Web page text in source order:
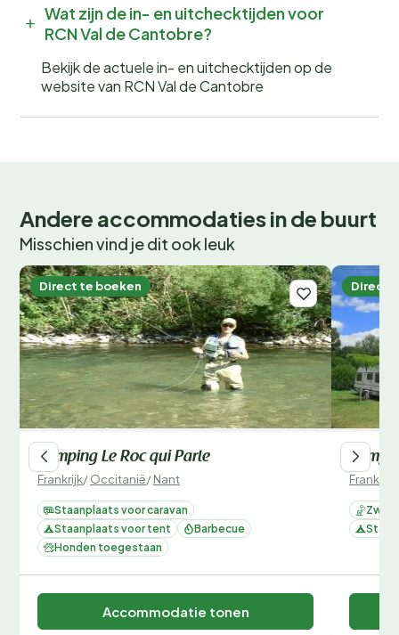
Wat zijn de in- en uitchecktijden voor
RCN Val de Cantobre?
Bekijk de actuele in- en uitchecktijden op de
website van RCN Val de Cantobre
Andere accommodaties in de buurt
Misschien vind je dit ook leuk
Direct te boeken
Camping Le Roc qui Parle
Frankrijk/Occitanië/Nant
Staanplaats voor caravan
Staanplaats voor tent
Barbecue
Honden toegestaan
Accommodatie tonen
Direct
Frankrijk